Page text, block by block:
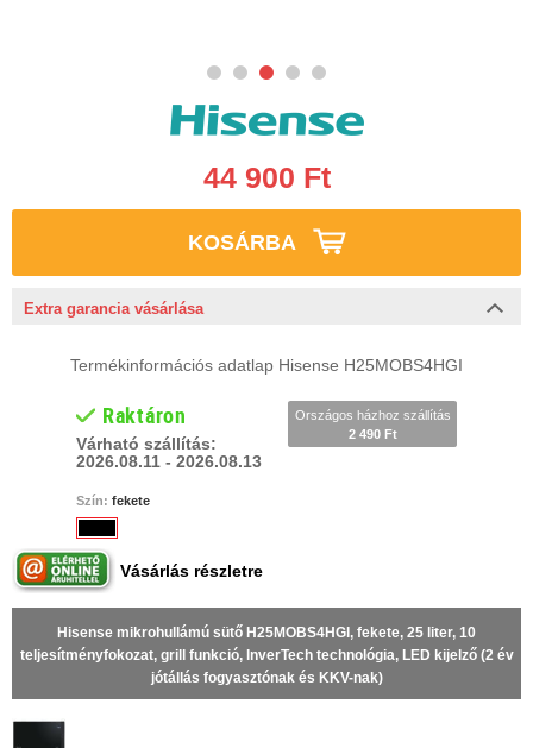
44 900 Ft
KOSÁRBA
Extra garancia vásárlása
Termékinformációs adatlap Hisense H25MOBS4HGI
Raktáron
Várható szállítás:
2026.08.11 - 2026.08.13
Országos házhoz szállítás
2 490 Ft
Szín: fekete
Vásárlás részletre
Hisense mikrohullámú sütő H25MOBS4HGI, fekete, 25 liter, 10
teljesítményfokozat, grill funkció, InverTech technológia, LED kijelző (2 év
jótállás fogyasztónak és KKV-nak)